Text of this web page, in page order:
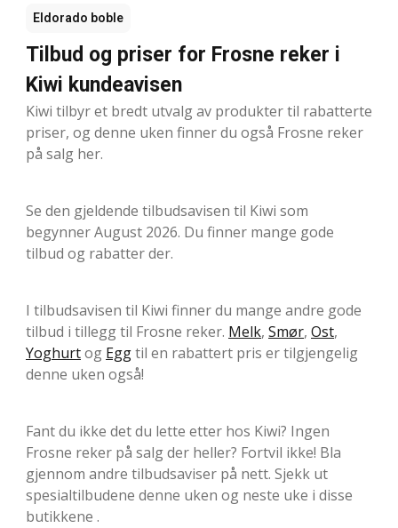
Eldorado boble
Tilbud og priser for Frosne reker i
Kiwi kundeavisen
Kiwi tilbyr et bredt utvalg av produkter til rabatterte
priser, og denne uken finner du også Frosne reker
på salg her.
Se den gjeldende tilbudsavisen til Kiwi som
begynner August 2026. Du finner mange gode
tilbud og rabatter der.
I tilbudsavisen til Kiwi finner du mange andre gode
tilbud i tillegg til Frosne reker. Melk, Smør, Ost,
Yoghurtog Eggtil en rabattert pris er tilgjengelig
denne uken også!
Fant du ikke det du lette etter hos Kiwi? Ingen
Frosne reker på salg der heller? Fortvil ikke! Bla
gjennom andre tilbudsaviser på nett. Sjekk ut
spesialtilbudene denne uken og neste uke i disse
butikkene .